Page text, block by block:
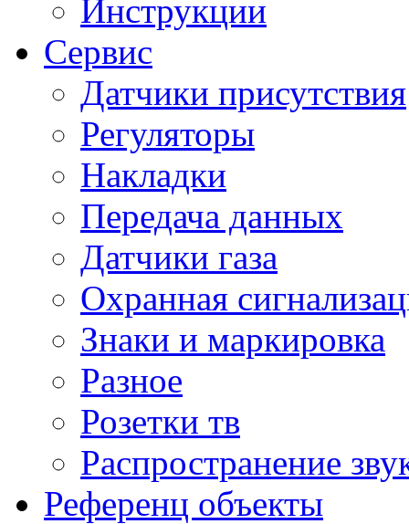
Инструкции
Сервис
Датчики присутствия
Регуляторы
Накладки
Передача данных
Датчики газа
Охранная
Знаки и маркировка
Разное
Розетки тв
Распространение
Референц объекты